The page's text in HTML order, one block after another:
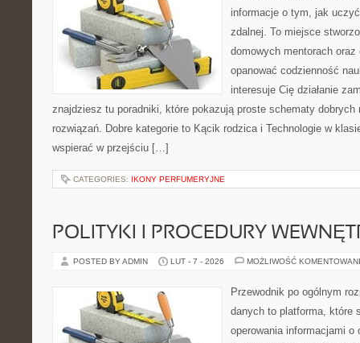
informacje o tym, jak
zdalnej. To miejsce
domowych mentorach
opanować codzienność
interesuje Cię działanie
znajdziesz tu poradniki, które pokazują proste schematy dobrych
rozwiązań. Dobre kategorie to Kącik rodzica i Technologie w
wspierać w przejściu […]
CATEGORIES: IKONY PERFUMERYJNE
POLITYKI I PROCEDURY
POSTED BY ADMIN LUT - 7 - 2026 MOŻLIWOŚĆ
Przewodnik po ogólnym
danych to platforma, które
operowania informacjami o